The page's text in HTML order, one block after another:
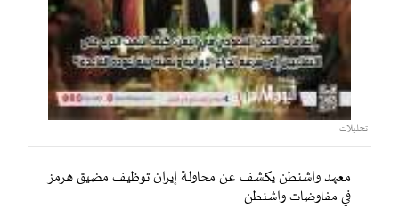
تحليلات
معهد واشنطن يكشف عن محاولة إيران توظيف مضيق هرمز
في مفاوضات واشنطن